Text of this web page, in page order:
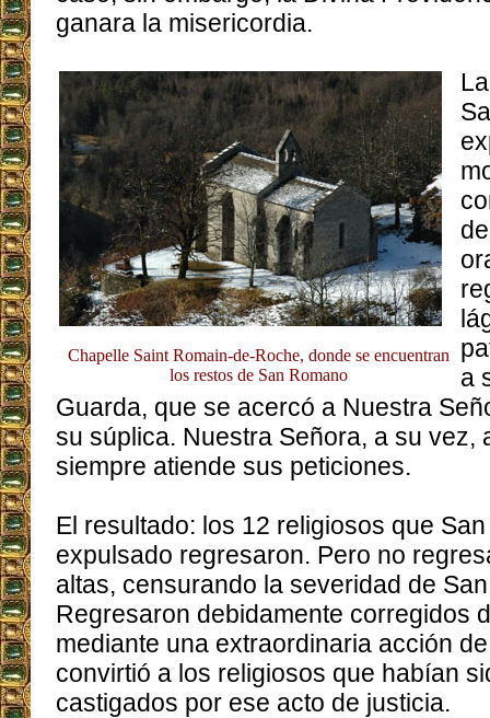
ganara la misericordia.
Chapelle Saint Romain-de-Roche, donde se encuentran
los restos de San Romano
a
Guarda, que se acercó a Nuestra
su súplica. Nuestra Señora, a su vez,
siempre atiende sus peticiones.
El resultado: los 12 religiosos que
expulsado regresaron. Pero no
altas, censurando la severidad de
Regresaron debidamente corregidos
mediante una extraordinaria acción
convirtió a los religiosos que habían
castigados por ese acto de justicia.